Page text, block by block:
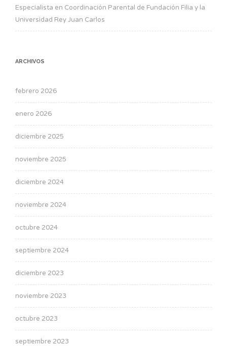
Especialista en Coordinación Parental de Fundación Filia y la
Universidad Rey Juan Carlos
ARCHIVOS
febrero 2026
enero 2026
diciembre 2025
noviembre 2025
diciembre 2024
noviembre 2024
octubre 2024
septiembre 2024
diciembre 2023
noviembre 2023
octubre 2023
septiembre 2023